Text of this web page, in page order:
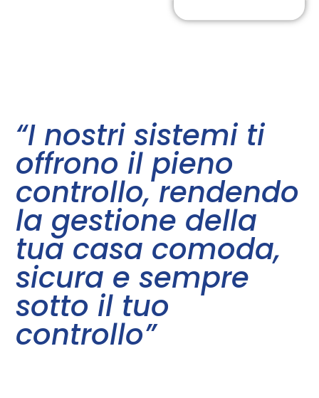
“I nostri sistemi ti
offrono il pieno
controllo, rendendo
la gestione della
tua casa comoda,
sicura e sempre
sotto il tuo
controllo”